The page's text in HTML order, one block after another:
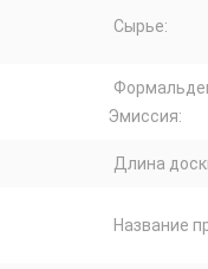
Сырье:
Эмиссия:
Длина
Название